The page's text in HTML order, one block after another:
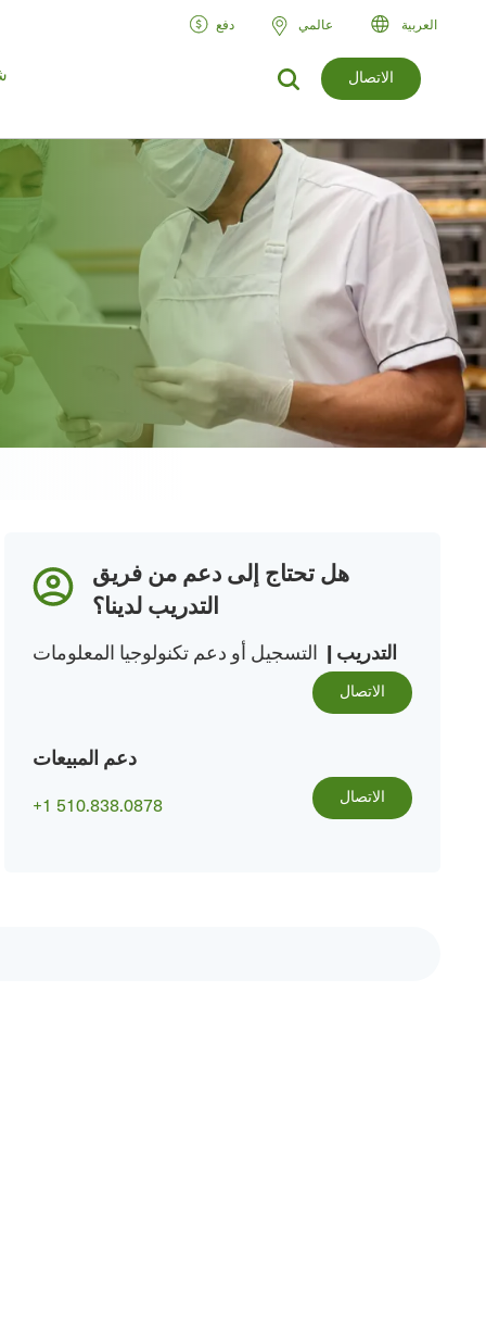
الاتصال
دفع عالمي العربية‏
هل تحتاج إلى دعم من فريق
التدريب لدينا؟
التدريب | التسجيل أو دعم تكنولوجيا المعلومات
الاتصال
دعم المبيعات
+1 510.838.0878 الاتصال